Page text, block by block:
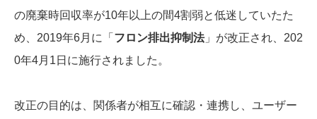
の廃棄時回収率が10年以上の間4割弱と低迷していたた
め、2019年6月に「 フロン排出抑制法」が改正され、202
0年4月1日に施行されました。
改正の目的は、関係者が相互に確認・連携し、ユーザー